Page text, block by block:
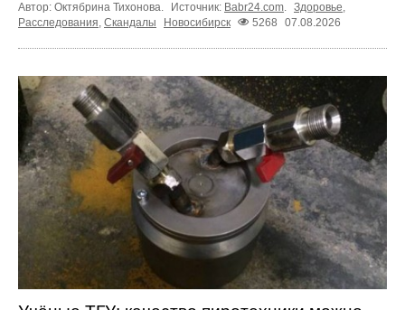
Автор: Октябрина Тихонова. Источник: Babr24.com Здоровье
Расследования Скандалы Новосибирск 5268 07.08.2026